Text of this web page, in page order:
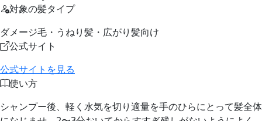
対象の髪タイプ
ダメージ毛・うねり髪・広がり髪向け
公式サイト
公式サイトを見る
使い方
シャンプー後、軽く水気を切り適量を手のひらにとって髪全体